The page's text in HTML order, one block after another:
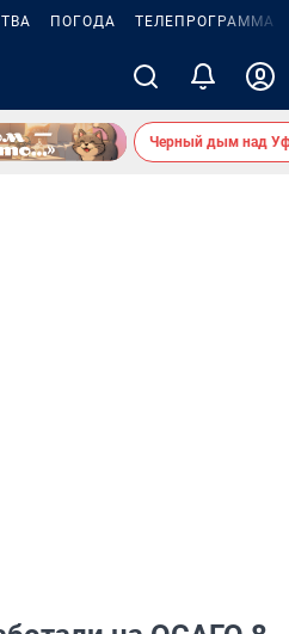
ПОГОДА ТЕЛЕПРОГРАММА
Черный дым над